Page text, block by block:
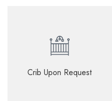
Crib Upon Request